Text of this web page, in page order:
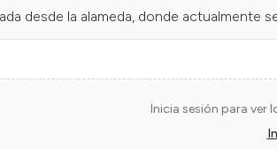
desde la alameda, donde actualmente
Inicia sesión para ver